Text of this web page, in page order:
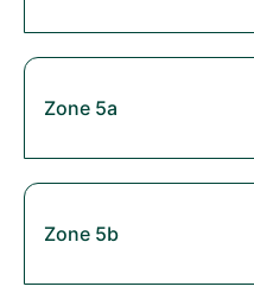
Zone 5a
Zone 5b